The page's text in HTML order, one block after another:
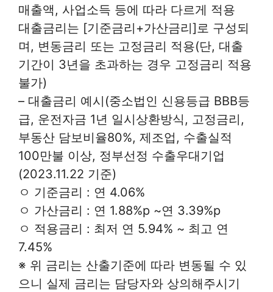
매출액, 사업소득 등에 따라 다르게 적용
대출금리는 [기준금리+가산금리]로 구성되
며, 변동금리 또는 고정금리 적용(단, 대출
기간이 3년을 초과하는 경우 고정금리 적용
불가)
– 대출금리 예시(중소법인 신용등급 BBB등
급, 운전자금 1년 일시상환방식, 고정금리,
부동산 담보비율80%, 제조업, 수출실적
100만불 이상, 정부선정 수출우대기업
(2023.11.22 기준)
ㅇ 기준금리 : 연 4.06%
ㅇ 가산금리 : 연 1.88%p ~연 3.39%p
ㅇ 적용금리 : 최저 연 5.94% ~ 최고 연
7.45%
※ 위 금리는 산출기준에 따라 변동될 수 있
으니 실제 금리는 담당자와 상의해주시기